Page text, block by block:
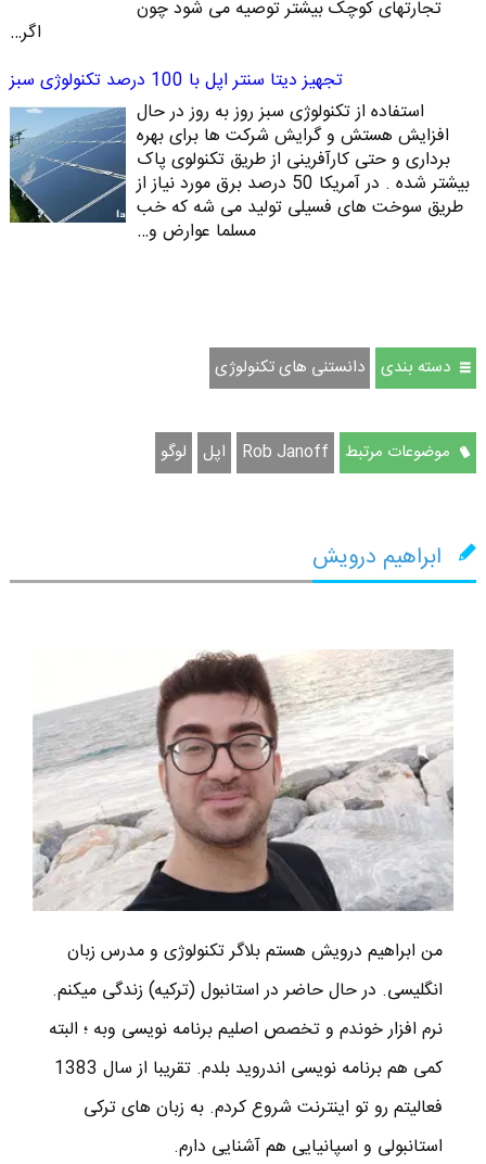
تجارتهای کوچک بیشتر توصیه می شود چون
اگر…
تجهیز دیتا سنتر اپل با 100 درصد تکنولوژی سبز
استفاده از تکنولوژی سبز روز به روز در حال
افزایش هستش و گرایش شرکت ها برای بهره
برداری و حتی کارآفرینی از طریق تکنولوی پاک
بیشتر شده . در آمریکا 50 درصد برق مورد نیاز از
طریق سوخت های فسیلی تولید می شه که خب
مسلما عوارض و…
دسته بندی دانستنی های تکنولوژی
موضوعات مرتبط Rob Janoff اپل لوگو
ابراهیم درویش
من ابراهیم درویش هستم بلاگر تکنولوژی و مدرس زبان
انگلیسی. در حال حاضر در استانبول (ترکیه) زندگی میکنم.
نرم افزار خوندم و تخصص اصلیم برنامه نویسی وبه ؛ البته
کمی هم برنامه نویسی اندروید بلدم. تقریبا از سال 1383
فعالیتم رو تو اینترنت شروع کردم. به زبان های ترکی
استانبولی و اسپانیایی هم آشنایی دارم.